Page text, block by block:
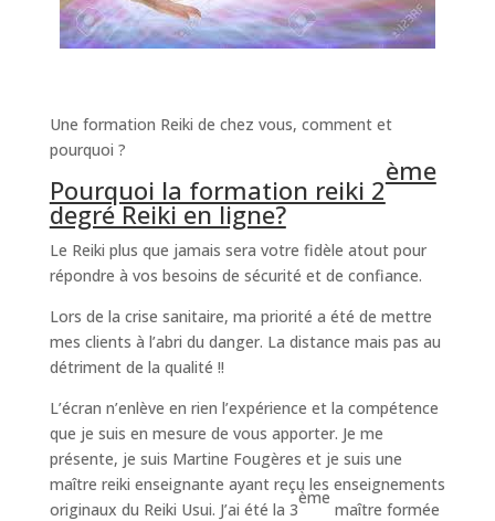
Une formation Reiki de chez vous, comment et
pourquoi ?
Pourquoi la formation reiki 2
ème
degré Reiki en ligne?
Le Reiki plus que jamais sera votre fidèle atout pour
répondre à vos besoins de sécurité et de confiance.
Lors de la crise sanitaire, ma priorité a été de mettre
mes clients à l’abri du danger. La distance mais pas au
détriment de la qualité !!
L’écran n’enlève en rien l’expérience et la compétence
que je suis en mesure de vous apporter. Je me
présente, je suis Martine Fougères et je suis une
maître reiki enseignante ayant reçu les enseignements
originaux du Reiki Usui. J’ai été la 3
ème
maître formée